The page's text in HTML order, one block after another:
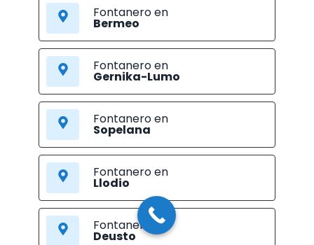
Fontanero en
Bermeo
Fontanero en
Gernika-Lumo
Fontanero en
Sopelana
Fontanero en
Llodio
Fontanero en
Deusto